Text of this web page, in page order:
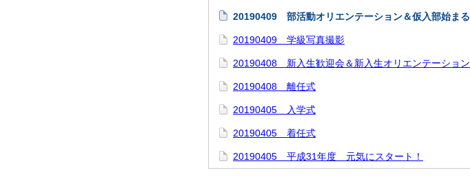
20190409 部活動オリエンテーション＆仮入部始まる
20190409 学級写真撮影
20190408 新入生歓迎会＆新入生オリエンテーション
20190408 離任式
20190405 入学式
20190405 着任式
20190405 平成31年度 元気にスタート！